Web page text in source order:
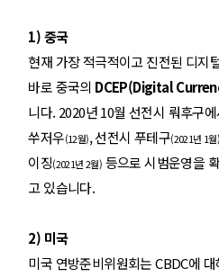
1) 중국
현재 가장 적극적이고 진전된 디지
바로 중국의 DCEP(Digital
니다. 2020년 10월 선전시 뤄후구
쑤저우(12월), 선전시 푸테구(2021년 1월)
이징(2021년 2월) 등으로 시범운영을
고 있습니다.
2) 미국
미국 연방준비위원회는 CBDC에